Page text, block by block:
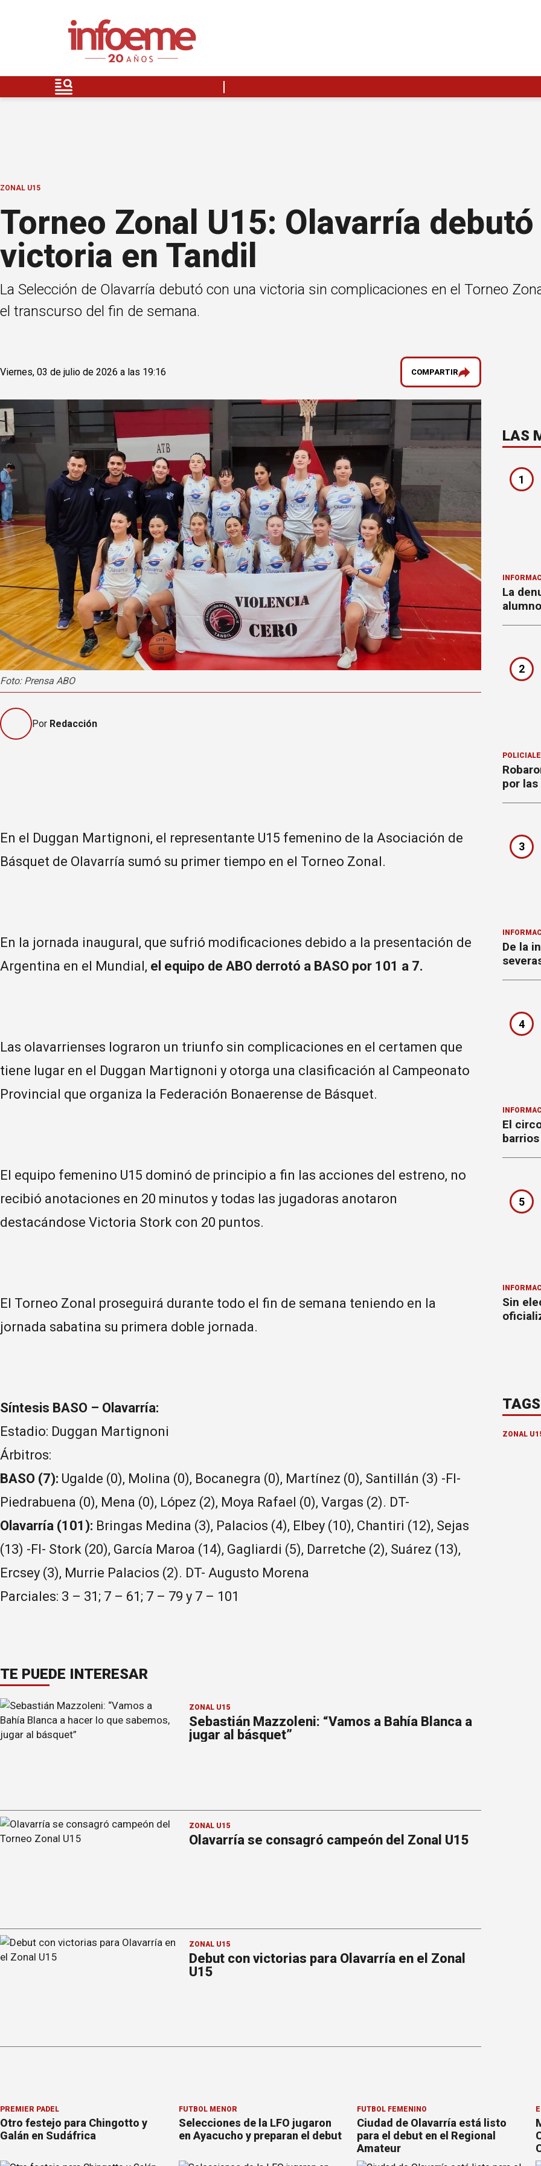
ZONAL U15
Torneo Zonal U15: Olavarría
victoria en Tandil
La Selección de Olavarría debutó con una victoria sin complicaciones en el Torneo
el transcurso del fin de semana.
Viernes, 03 de julio de 2026 a las 19:16 COMPARTIR
Foto: Prensa ABO
Por Redacción
En el Duggan Martignoni, el representante U15 femenino de la Asociación de
Básquet de Olavarría sumó su primer tiempo en el Torneo Zonal.
En la jornada inaugural, que sufrió modificaciones debido a la presentación de
Argentina en el Mundial, el equipo de ABO derrotó a BASO por 101 a 7.
Las olavarrienses lograron un triunfo sin complicaciones en el certamen que
tiene lugar en el Duggan Martignoni y otorga una clasificación al Campeonato
Provincial que organiza la Federación Bonaerense de Básquet.
El equipo femenino U15 dominó de principio a fin las acciones del estreno, no
recibió anotaciones en 20 minutos y todas las jugadoras anotaron
destacándose Victoria Stork con 20 puntos.
El Torneo Zonal proseguirá durante todo el fin de semana teniendo en la
jornada sabatina su primera doble jornada.
Síntesis BASO – Olavarría:
Estadio: Duggan Martignoni
Árbitros:
BASO (7): Ugalde (0), Molina (0), Bocanegra (0), Martínez (0), Santillán (3) -FI-
Piedrabuena (0), Mena (0), López (2), Moya Rafael (0), Vargas (2). DT-
Olavarría (101): Bringas Medina (3), Palacios (4), Elbey (10), Chantiri (12), Sejas
(13) -FI- Stork (20), García Maroa (14), Gagliardi (5), Darretche (2), Suárez (13),
Ercsey (3), Murrie Palacios (2). DT- Augusto Morena
Parciales: 3 – 31; 7 – 61; 7 – 79 y 7 – 101
TE PUEDE INTERESAR
ZONAL U15
Sebastián Mazzoleni: “Vamos a Bahía Blanca a
jugar al básquet”
ZONAL U15
Olavarría se consagró campeón del Zonal U15
ZONAL U15
Debut con victorias para Olavarría en el Zonal
U15
LAS
1
La
2
por
3
De la
4
El
barrios
5
Sin
TAGS
ZONAL
PREMIER PÁDEL
Otro festejo para Chingotto y
Galán en Sudáfrica
FÚTBOL MENOR
Selecciones de la LFO jugaron
en Ayacucho y preparan el debut
FÚTBOL FEMENINO
Ciudad de Olavarría está listo
para el debut en el Regional
Amateur